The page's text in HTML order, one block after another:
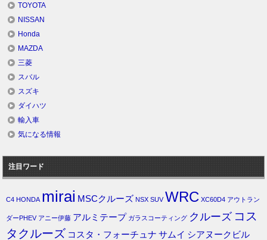
TOYOTA
NISSAN
Honda
MAZDA
三菱
スバル
スズキ
ダイハツ
輸入車
気になる情報
注目ワード
C4 HONDA mirai MSCクルーズ NSX SUV WRC XC60D4 アウトラン
ダーPHEV アニー伊藤 アルミテープ ガラスコーティング クルーズ コス
タクルーズ コスタ・フォーチュナ サムイ シアヌークビル